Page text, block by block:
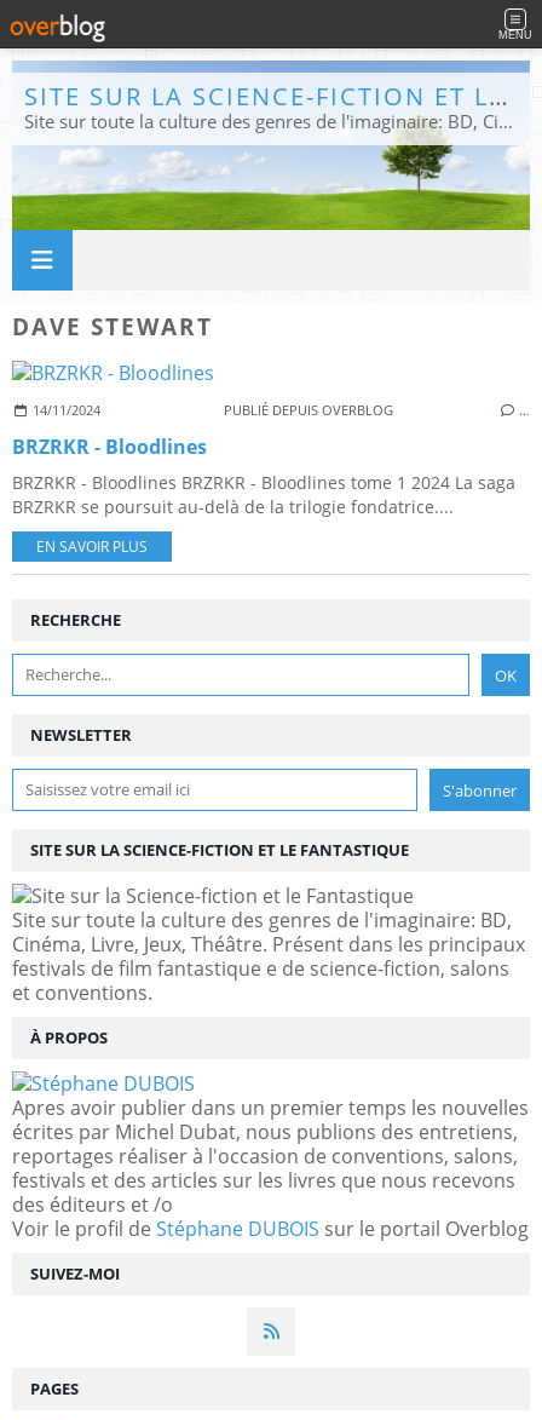
MENU
SITE SUR LA SCIENCE-FICTION ET LE FANTASTIQUE
Site sur toute la culture des genres de l'imaginaire: BD, Cinéma, Livre, Jeux, Théâtre. Présent dans les principaux festivals de film fantastique e de science-fiction, salons et conventions.
DAVE STEWART
14/11/2024 PUBLIÉ DEPUIS OVERBLOG …
BRZRKR - Bloodlines
BRZRKR - Bloodlines BRZRKR - Bloodlines tome 1 2024 La saga
BRZRKR se poursuit au-delà de la trilogie fondatrice....
EN SAVOIR PLUS
NEWSLETTER
SUIVEZ-MOI
RECHERCHE
SITE SUR LA SCIENCE-FICTION ET LE FANTASTIQUE
Site sur toute la culture des genres de l'imaginaire: BD,
Cinéma, Livre, Jeux, Théâtre. Présent dans les principaux
festivals de film fantastique e de science-fiction, salons
et conventions.
À PROPOS
Apres avoir publier dans un premier temps les nouvelles
écrites par Michel Dubat, nous publions des entretiens,
reportages réaliser à l'occasion de conventions, salons,
festivals et des articles sur les livres que nous recevons
des éditeurs et /o
Voir le profil de Stéphane DUBOIS sur le portail Overblog
PAGES